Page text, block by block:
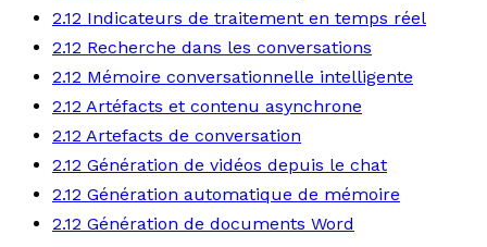
2.12 Indicateurs de traitement en temps réel
2.12 Recherche dans les conversations
2.12 Mémoire conversationnelle intelligente
2.12 Artéfacts et contenu asynchrone
2.12 Artefacts de conversation
2.12 Génération de vidéos depuis le chat
2.12 Génération automatique de mémoire
2.12 Génération de documents Word